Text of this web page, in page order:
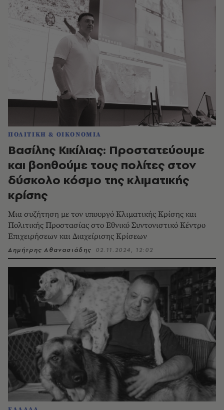
ΠΟΛΙΤΙΚΗ & ΟΙΚΟΝΟΜΙΑ
Βασίλης Κικίλιας: Προστατεύουμε
και βοηθούμε τους πολίτες στον
δύσκολο κόσμο της κλιματικής
κρίσης
Μια συζήτηση με τον υπουργό Κλιματικής Κρίσης και
Πολιτικής Προστασίας στο Εθνικό Συντονιστικό Κέντρο
Επιχειρήσεων και Διαχείρισης Κρίσεων
Δημήτρης Αθανασιάδης 02.11.2024, 12:02